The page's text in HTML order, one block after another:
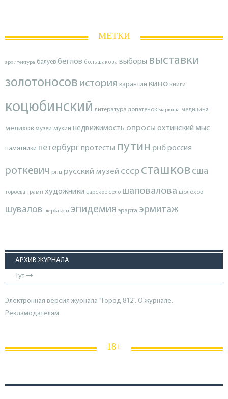
МЕТКИ
архитектура балуев беглов большакова выборы выставки
золотоносов история карантин кино книги
коцюбинский литература лопатенок маркина медицина
мелихов музеи мухин недвижимость опросы охтинский мыс
памятники петербургпротесты путин рнброссия
роткевич рпц русский музей ссср сташков сша
тороева трамп художники царское село шаповалова шолохов
шувалов щербакова эпидемия эрарта эрмитаж
АРХИВ ЖУРНАЛА
Тут
Электронная версия журнала "Город 812". О журнале.
Рекламодателям.
18+